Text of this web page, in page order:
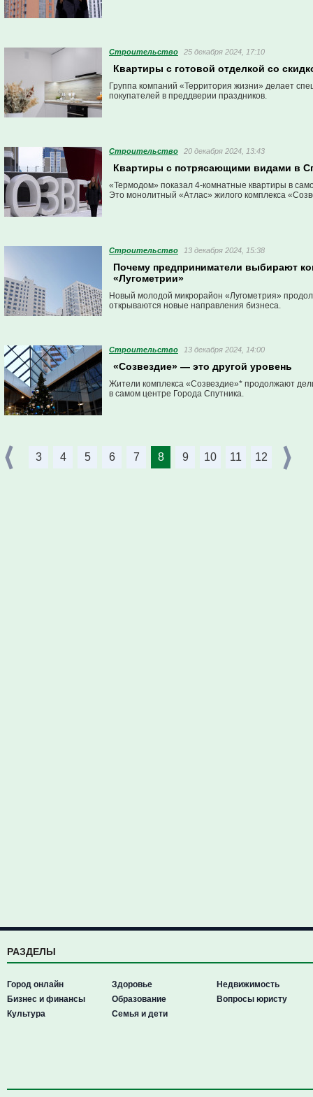
Строительство 25 декабря 2024, 17:10
Квартиры с готовой отделкой со
Группа компаний «Территория жизни» делает
покупателей в преддверии праздников.
Строительство 20 декабря 2024, 13:43
Квартиры с потрясающими видами в
«Термодом» показал 4-комнатные квартиры в
Это монолитный «Атлас» жилого комплекса
Строительство 13 декабря 2024, 15:38
Почему предприниматели выбирают
«Лугометрии»
Новый молодой микрорайон «Лугометрия»
открываются новые направления бизнеса.
Строительство 13 декабря 2024, 14:00
«Созвездие» — это другой уровень
Жители комплекса «Созвездие»* продолжают
в самом центре Города Спутника.
3 4 5 6 7 8 9 10 11 12
РАЗДЕЛЫ
Город онлайн
Бизнес и финансы
Культура
Здоровье
Образование
Семья и дети
Недвижимость
Вопросы юристу